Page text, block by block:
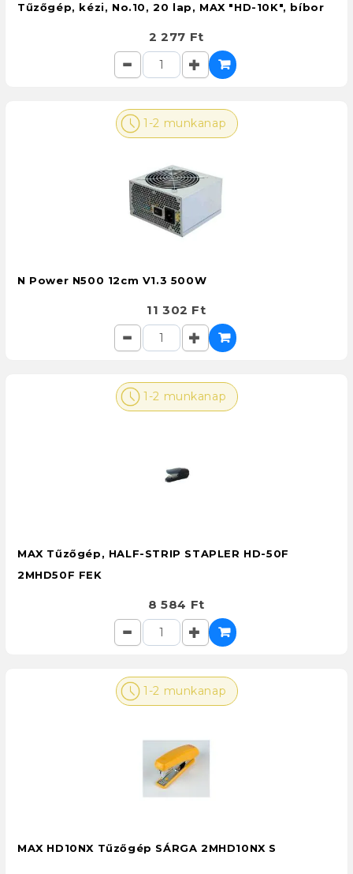
Tűzőgép, kézi, No.10, 20 lap, MAX "HD-10K", bíbor
2 277 Ft
1-2 munkanap
N Power N500 12cm V1.3 500W
11 302 Ft
1-2 munkanap
MAX Tűzőgép, HALF-STRIP STAPLER HD-50F
2MHD50F FEK
8 584 Ft
1-2 munkanap
MAX HD10NX Tűzőgép SÁRGA 2MHD10NX S